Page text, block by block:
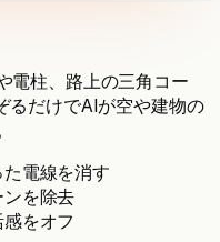
電柱、路上の三角コー
だけでAIが空や建物の
電線を消す
を除去
をオフ